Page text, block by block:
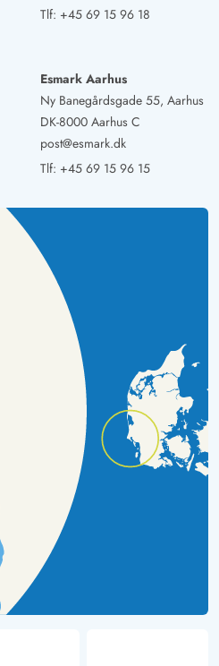
4.5 ud af 5
4.5 out of 5
26/08/2024
poolområde, og resten
Tlf: +45 69 15 96 18
Esmark Aarhus
Ny Banegårdsgade 55, Aarhus
DK-8000 Aarhus C
post@esmark.dk
Tlf: +45 69 15 96 15